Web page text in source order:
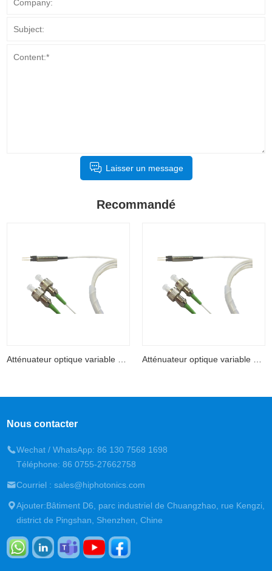
Laisser un message
Recommandé
Nous contacter
Wechat / WhatsApp: 86 130 7568 1698
Téléphone: 86 0755-27662758
Courriel : sales@hiphotonics.com
Ajouter:Bâtiment D6, parc industriel de Chuangzhao, rue Kengzi,
district de Pingshan, Shenzhen, Chine